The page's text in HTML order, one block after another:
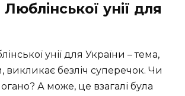
унії для
унії для України – тема,
викликає безліч суперечок. Чи
А може, це взагалі була